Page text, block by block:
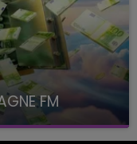
FM
à 8H10